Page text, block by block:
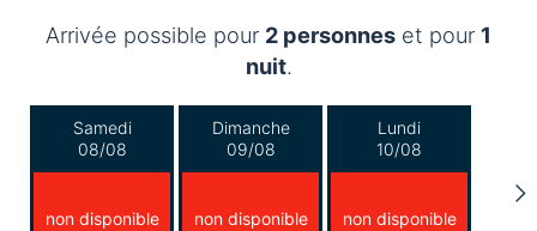
Arrivée possible pour 2 personnes et pour 1
nuit.
Samedi
08/08
non disponible
Dimanche
09/08
non disponible
Lundi
10/08
non disponible